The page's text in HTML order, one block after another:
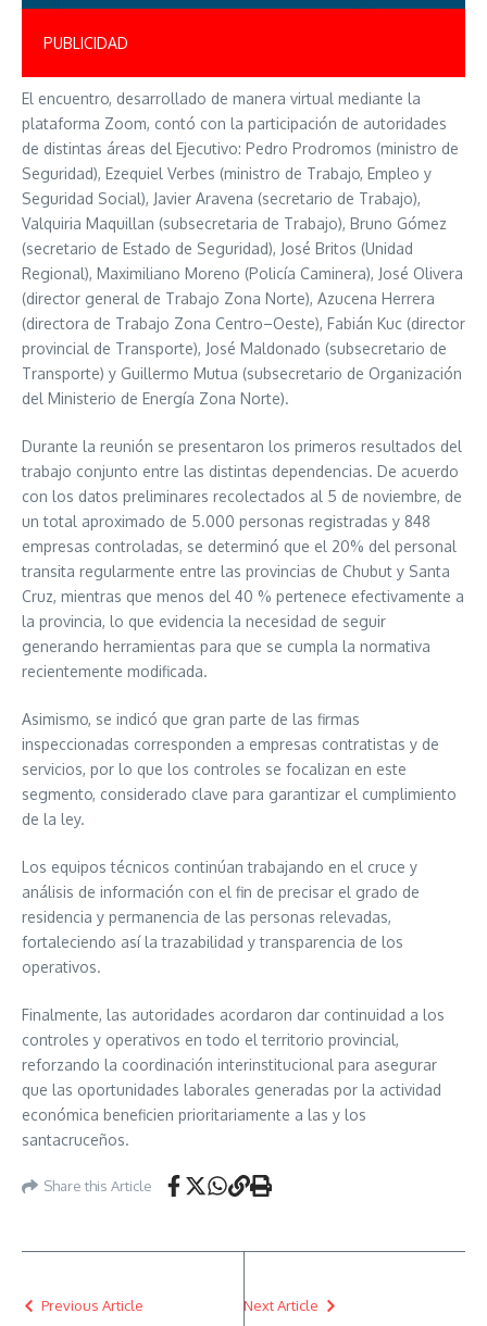
PUBLICIDAD
El encuentro, desarrollado de manera virtual mediante la
plataforma Zoom, contó con la participación de autoridades
de distintas áreas del Ejecutivo: Pedro Prodromos (ministro de
Seguridad), Ezequiel Verbes (ministro de Trabajo, Empleo y
Seguridad Social), Javier Aravena (secretario de Trabajo),
Valquiria Maquillan (subsecretaria de Trabajo), Bruno Gómez
(secretario de Estado de Seguridad), José Britos (Unidad
Regional), Maximiliano Moreno (Policía Caminera), José Olivera
(director general de Trabajo Zona Norte), Azucena Herrera
(directora de Trabajo Zona Centro–Oeste), Fabián Kuc (director
provincial de Transporte), José Maldonado (subsecretario de
Transporte) y Guillermo Mutua (subsecretario de Organización
del Ministerio de Energía Zona Norte).
Durante la reunión se presentaron los primeros resultados del
trabajo conjunto entre las distintas dependencias. De acuerdo
con los datos preliminares recolectados al 5 de noviembre, de
un total aproximado de 5.000 personas registradas y 848
empresas controladas, se determinó que el 20% del personal
transita regularmente entre las provincias de Chubut y Santa
Cruz, mientras que menos del 40 % pertenece efectivamente a
la provincia, lo que evidencia la necesidad de seguir
generando herramientas para que se cumpla la normativa
recientemente modificada.
Asimismo, se indicó que gran parte de las firmas
inspeccionadas corresponden a empresas contratistas y de
servicios, por lo que los controles se focalizan en este
segmento, considerado clave para garantizar el cumplimiento
de la ley.
Los equipos técnicos continúan trabajando en el cruce y
análisis de información con el fin de precisar el grado de
residencia y permanencia de las personas relevadas,
fortaleciendo así la trazabilidad y transparencia de los
operativos.
Finalmente, las autoridades acordaron dar continuidad a los
controles y operativos en todo el territorio provincial,
reforzando la coordinación interinstitucional para asegurar
que las oportunidades laborales generadas por la actividad
económica beneficien prioritariamente a las y los
santacruceños.
Share this Article
Previous Article Next Article